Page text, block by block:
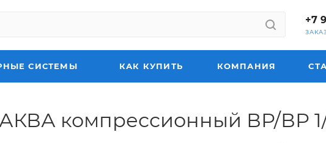
+7
СИСТЕМЫ КАК КУПИТЬ КОМПАНИЯ
компрессионный ВР/ВР 1/2"